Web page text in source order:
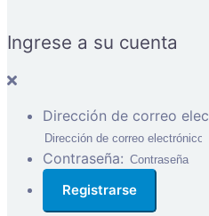
Ingrese a su cuenta
Dirección de correo
Contraseña: